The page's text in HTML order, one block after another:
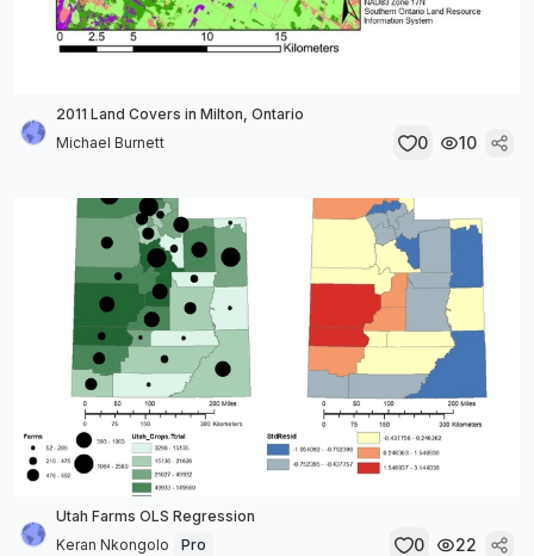
2011 Land Covers in Milton, Ontario
Michael Burnett
0 10
Utah Farms OLS Regression
Keran Nkongolo
Pro 0 22